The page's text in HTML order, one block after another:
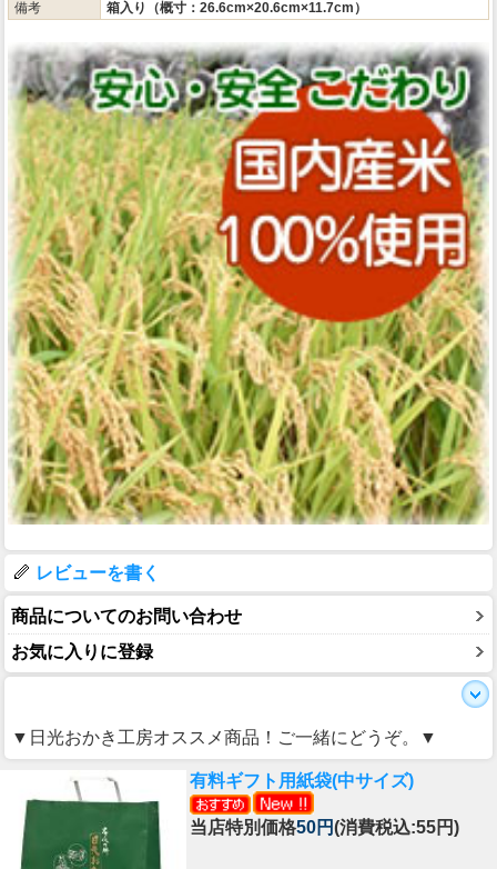
備考 箱入り（概寸：26.6cm×20.6cm×11.7cm）
レビューを書く
商品についてのお問い合わせ
お気に入りに登録
▼日光おかき工房オススメ商品！ご一緒にどうぞ。▼
有料ギフト用紙袋(中サイズ)
当店特別価格50円(消費税込:55円)